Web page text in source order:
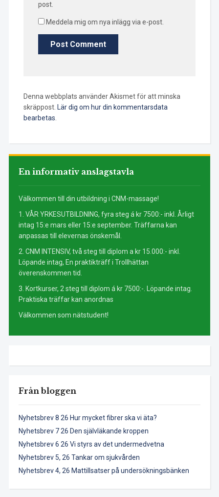
En informativ anslagstavla
Välkommen till din utbildning i CNM-massage!
1. VÅR YRKESUTBILDNING, fyra steg á kr 7500:- inkl. Årligt
intag 15:e mars eller 15:e september. Träffarna kan
anpassas till elevernas önskemål.
2. CNM INTENSIV, två steg till diplom a kr 15.000:- inkl.
Löpande intag, En praktikträff i Trollhättan
överenskommen tid.
3. Kortkurser, 2 steg till diplom á kr 7500:-. Löpande intag.
Praktiska träffar kan anordnas
Välkommen som nätstudent!
Från bloggen
Nyhetsbrev 8 26 Hur mycket fibrer ska vi äta?
Nyhetsbrev 7 26 Den självläkande kroppen
Nyhetsbrev 6 26 Vi styrs av det undermedvetna
Nyhetsbrev 5, 26 Tankar om sjukvården
Nyhetsbrev 4, 26 Mattillsatser på undersökningsbänken
post.
Meddela mig om nya inlägg via e-post.
Denna webbplats använder Akismet för att minska
skräppost. Lär dig om hur din kommentarsdata
bearbetas